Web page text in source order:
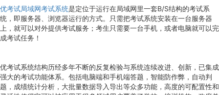
优考试局域网考试系统是定位于运行在局域网里一套B/S结构的考试系
统，即服务器、浏览器运行的方式。只需把考试系统安装在一台服务器
上，就可以对外提供考试服务；考生只需要一台手机，或者电脑就可以完
成考试任务！
优考试系统结构历经多年不断的反复检验与系统连续改进、创新，已集成
强大的考试功能体系。包括电脑端和手机端答题，智能防作弊，自动判
题，成绩统计分析，大批量数据导入导出等众多功能，高度的可配置性和